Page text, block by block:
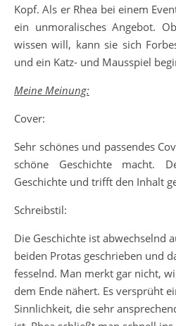
Kopf. Als er Rhea bei einem
ein unmoralisches Angebot.
wissen will, kann sie sich
und ein Katz- und Mausspiel
Meine Meinung:
Cover:
Sehr schönes und passendes
schöne Geschichte macht.
Geschichte und trifft den Inhalt
Schreibstil:
Die Geschichte ist abwechselnd
beiden Protas geschrieben und
fesselnd. Man merkt gar nicht,
dem Ende nähert. Es versprüht
Sinnlichkeit, die sehr